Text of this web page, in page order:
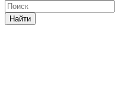
Найти